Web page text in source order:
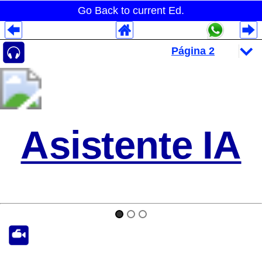
Go Back to current Ed.
Asistente IA
Despliegues Analytics
Despliegues Totales
Despliegues por Rubros